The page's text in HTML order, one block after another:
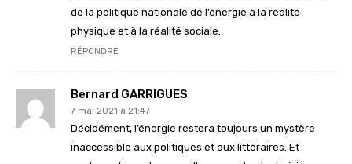
de la politique nationale de l’énergie à la réalité
physique et à la réalité sociale.
RÉPONDRE
Bernard GARRIGUES
7 mai 2021 à 21:47
Décidément, l’énergie restera toujours un mystère
inaccessible aux politiques et aux littéraires. Et